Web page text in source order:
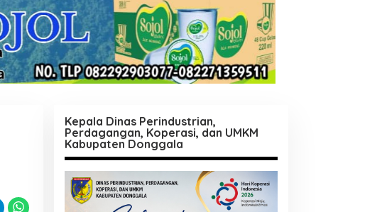
Kepala Dinas Perindustrian,
Perdagangan, Koperasi, dan UMKM
Kabupaten Donggala